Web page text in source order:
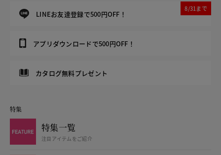
LINEお友達登録で500円OFF！
8/31まで
アプリダウンロードで500円OFF！
カタログ無料プレゼント
特集
特集一覧
注目アイテムをご紹介